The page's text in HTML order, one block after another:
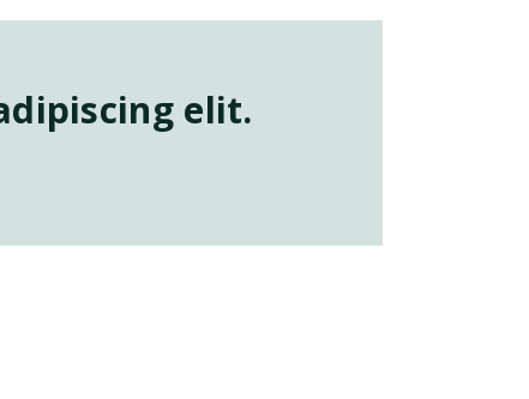
elit.